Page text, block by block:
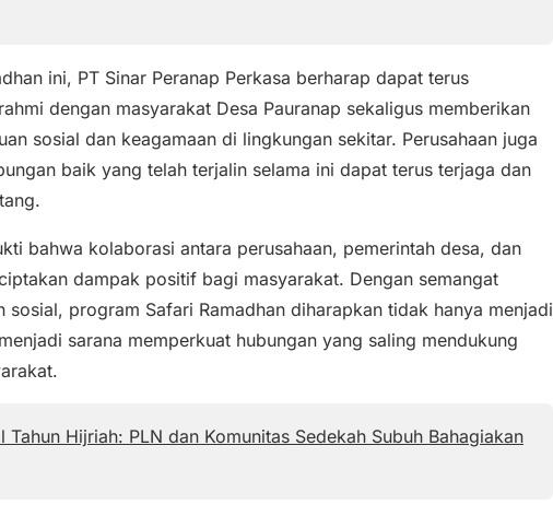
ini, PT Sinar Peranap Perkasa berharap dapat terus
dengan masyarakat Desa Pauranap sekaligus memberikan
sosial dan keagamaan di lingkungan sekitar. Perusahaan juga
baik yang telah terjalin selama ini dapat terus terjaga dan
bahwa kolaborasi antara perusahaan, pemerintah desa, dan
dampak positif bagi masyarakat. Dengan semangat
sosial, program Safari Ramadhan diharapkan tidak hanya menjadi
sarana memperkuat hubungan yang saling mendukung
Tahun Hijriah: PLN dan Komunitas Sedekah Subuh Bahagiakan